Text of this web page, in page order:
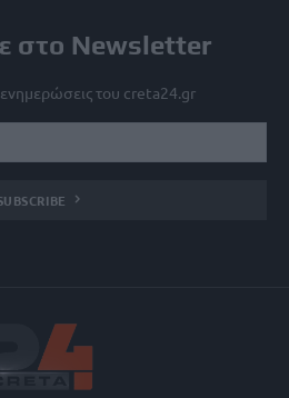
στο Newsletter
ενημερώσεις του creta24.gr